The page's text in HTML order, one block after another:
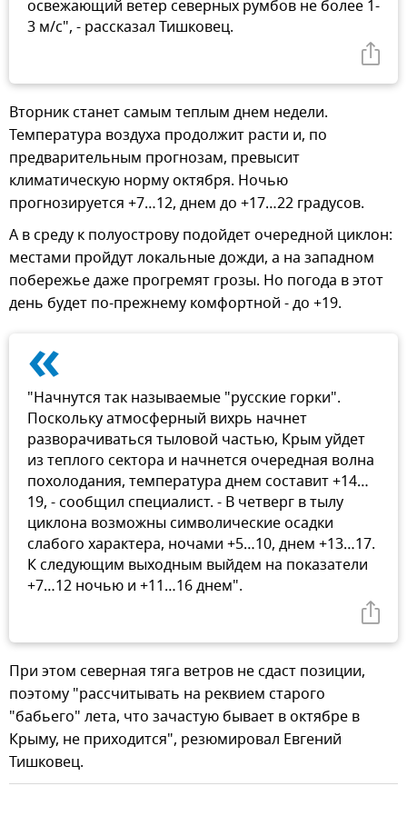
освежающий ветер северных румбов не более 1-
3 м/с", - рассказал Тишковец.
Вторник станет самым теплым днем недели.
Температура воздуха продолжит расти и, по
предварительным прогнозам, превысит
климатическую норму октября. Ночью
прогнозируется +7…12, днем до +17…22 градусов.
А в среду к полуострову подойдет очередной циклон:
местами пройдут локальные дожди, а на западном
побережье даже прогремят грозы. Но погода в этот
день будет по-прежнему комфортной - до +19.
«
"Начнутся так называемые "русские горки".
Поскольку атмосферный вихрь начнет
разворачиваться тыловой частью, Крым уйдет
из теплого сектора и начнется очередная волна
похолодания, температура днем составит +14…
19, - сообщил специалист. - В четверг в тылу
циклона возможны символические осадки
слабого характера, ночами +5…10, днем +13…17.
К следующим выходным выйдем на показатели
+7…12 ночью и +11…16 днем".
При этом северная тяга ветров не сдаст позиции,
поэтому "рассчитывать на реквием старого
"бабьего" лета, что зачастую бывает в октябре в
Крыму, не приходится", резюмировал Евгений
Тишковец.